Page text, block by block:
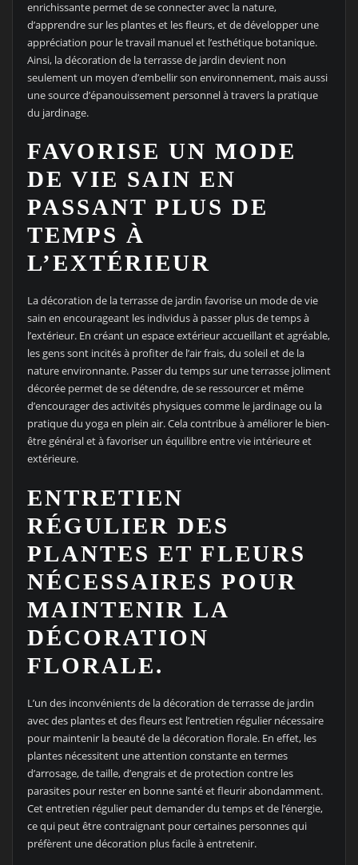
enrichissante permet de se connecter avec la nature,
d’apprendre sur les plantes et les fleurs, et de développer une
appréciation pour le travail manuel et l’esthétique botanique.
Ainsi, la décoration de la terrasse de jardin devient non
seulement un moyen d’embellir son environnement, mais aussi
une source d’épanouissement personnel à travers la pratique
du jardinage.
FAVORISE UN MODE
DE VIE SAIN EN
PASSANT PLUS DE
TEMPS À
L’EXTÉRIEUR
La décoration de la terrasse de jardin favorise un mode de vie
sain en encourageant les individus à passer plus de temps à
l’extérieur. En créant un espace extérieur accueillant et agréable,
les gens sont incités à profiter de l’air frais, du soleil et de la
nature environnante. Passer du temps sur une terrasse joliment
décorée permet de se détendre, de se ressourcer et même
d’encourager des activités physiques comme le jardinage ou la
pratique du yoga en plein air. Cela contribue à améliorer le bien-
être général et à favoriser un équilibre entre vie intérieure et
extérieure.
ENTRETIEN
RÉGULIER DES
PLANTES ET FLEURS
NÉCESSAIRES POUR
MAINTENIR LA
DÉCORATION
FLORALE.
L’un des inconvénients de la décoration de terrasse de jardin
avec des plantes et des fleurs est l’entretien régulier nécessaire
pour maintenir la beauté de la décoration florale. En effet, les
plantes nécessitent une attention constante en termes
d’arrosage, de taille, d’engrais et de protection contre les
parasites pour rester en bonne santé et fleurir abondamment.
Cet entretien régulier peut demander du temps et de l’énergie,
ce qui peut être contraignant pour certaines personnes qui
préfèrent une décoration plus facile à entretenir.